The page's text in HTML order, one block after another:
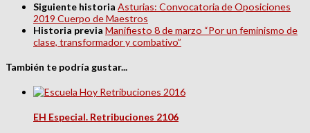
Siguiente historia Asturias: Convocatoria de Oposiciones
2019 Cuerpo de Maestros
Historia previa Manifiesto 8 de marzo “Por un feminismo de
clase, transformador y combativo”
También te podría gustar...
EH Especial. Retribuciones 2106